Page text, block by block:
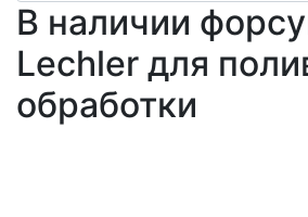
В наличии
Lechler для
обработки